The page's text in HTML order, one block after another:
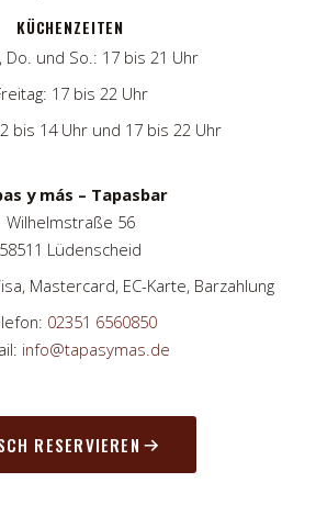
KÜCHENZEITEN
Do. und So.: 17 bis 21 Uhr
17 bis 22 Uhr
bis 14 Uhr und 17 bis 22 Uhr
y más – Tapasbar
Wilhelmstraße 56
58511 Lüdenscheid
Mastercard, EC-Karte, Barzahlung
02351 6560850
info@tapasymas.de
RESERVIEREN